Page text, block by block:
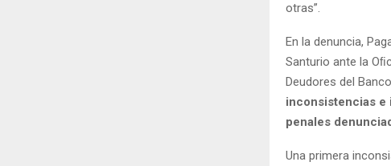
otras”.
En la denuncia,
Santurio ante la
Deudores del
inconsistencias e
penales
Una primera